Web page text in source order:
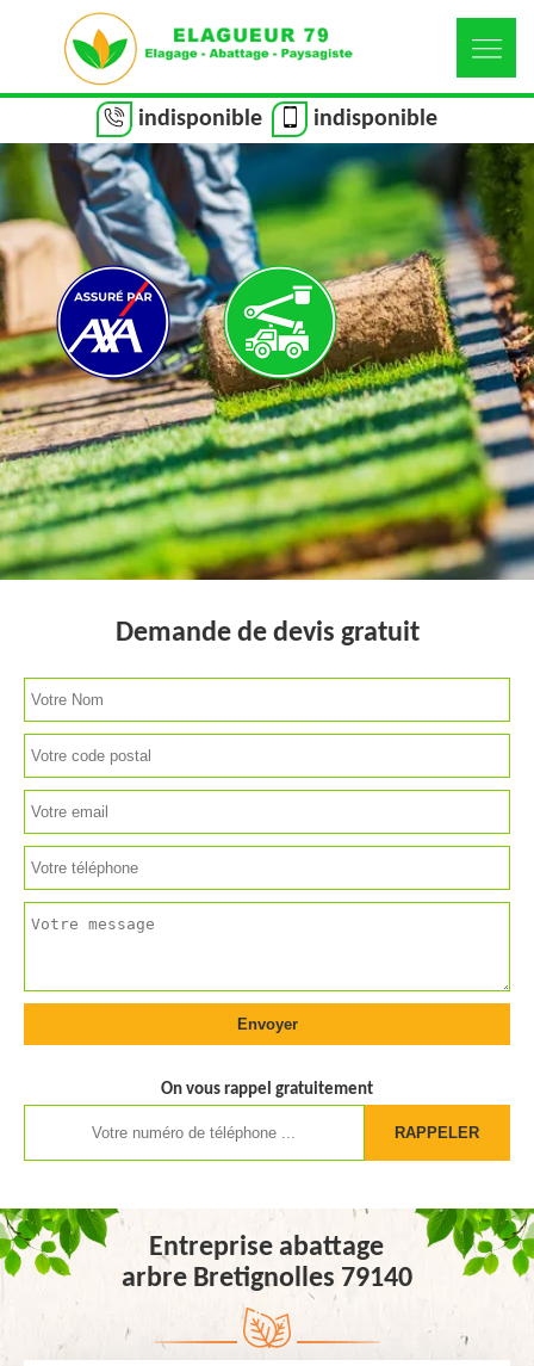
indisponible indisponible
Demande de devis gratuit
On vous rappel gratuitement
Entreprise abattage
arbre Bretignolles 79140